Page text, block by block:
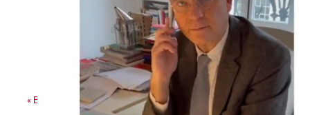
« Bonjour Jean-Luc, c’est Arnaud Montebourg »